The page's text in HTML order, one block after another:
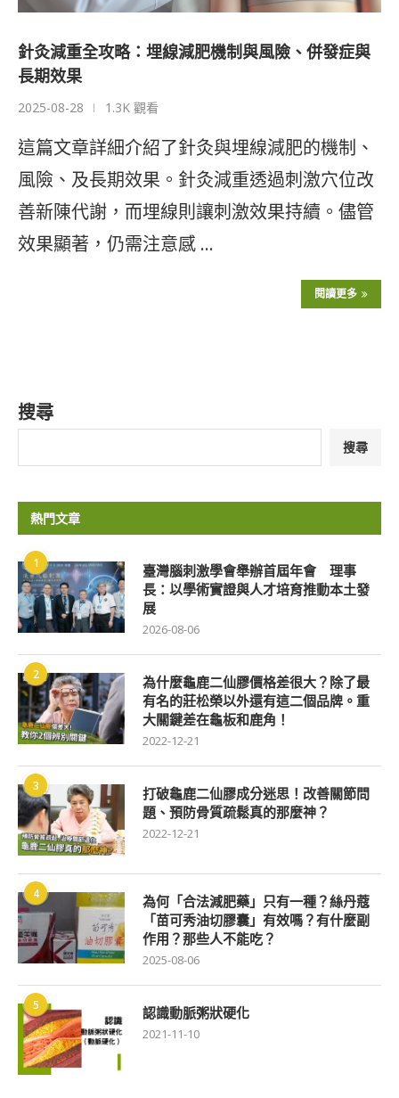
針灸減重全攻略：埋線減肥機制與風險、併發症與
長期效果
2025-08-28 1.3K 觀看
這篇文章詳細介紹了針灸與埋線減肥的機制、
風險、及長期效果。針灸減重透過刺激穴位改
善新陳代謝，而埋線則讓刺激效果持續。儘管
效果顯著，仍需注意感 …
閱讀更多
搜尋
搜尋
熱門文章
1
臺灣腦刺激學會舉辦首屆年會 理事
長：以學術實證與人才培育推動本土發
展
2026-08-06
2
為什麼龜鹿二仙膠價格差很大？除了最
有名的莊松榮以外還有這二個品牌。重
大關鍵差在龜板和鹿角！
2022-12-21
3
打破龜鹿二仙膠成分迷思！改善關節問
題、預防骨質疏鬆真的那麼神？
2022-12-21
4
為何「合法減肥藥」只有一種？絲丹蔻
「苗可秀油切膠囊」有效嗎？有什麼副
作用？那些人不能吃？
2025-08-06
5 認識動脈粥狀硬化
2021-11-10